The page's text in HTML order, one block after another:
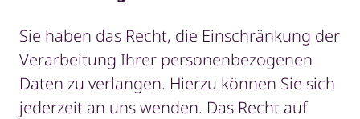
Sie haben das Recht, die Einschränkung der
Verarbeitung Ihrer personenbezogenen
Daten zu verlangen. Hierzu können Sie sich
jederzeit an uns wenden. Das Recht auf